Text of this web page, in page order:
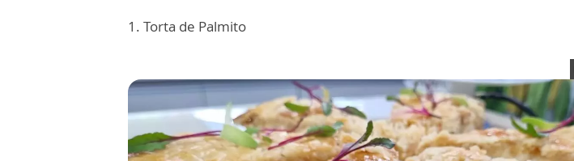
1. Torta de Palmito